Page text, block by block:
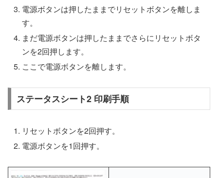
電源ボタンは押したままでリセットボタンを離しま
す。
まだ電源ボタンは押したままでさらにリセットボタ
ンを2回押します。
ここで電源ボタンを離します。
ステータスシート2 印刷手順
リセットボタンを2回押す。
電源ボタンを1回押す。